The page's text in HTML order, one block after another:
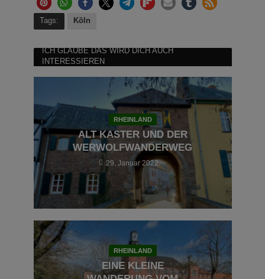
Tags: Köln
ICH GLAUBE DAS WIRD DICH AUCH
INTERESSIEREN
RHEINLAND
ALT KASTER UND DER
WERWOLFWANDERWEG
29. Januar 2022
RHEINLAND
EINE KLEINE